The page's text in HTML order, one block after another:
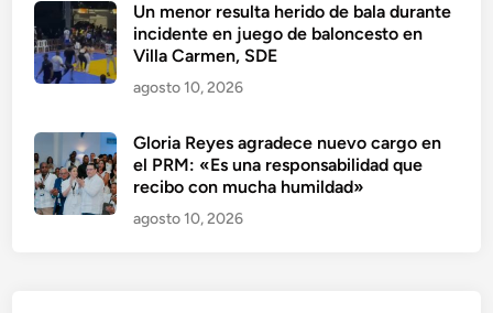
Un menor resulta herido de bala durante
incidente en juego de baloncesto en
Villa Carmen, SDE
agosto 10, 2026
Gloria Reyes agradece nuevo cargo en
el PRM: «Es una responsabilidad que
recibo con mucha humildad»
agosto 10, 2026